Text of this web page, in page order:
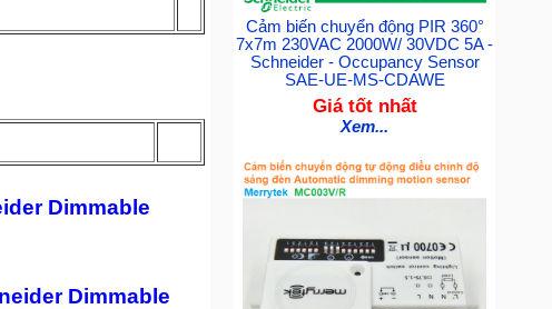
Dimmable
Dimmable
Cảm biến chuyển động PIR 360°
7x7m 230VAC 2000W/ 30VDC 5A -
Schneider - Occupancy Sensor
SAE-UE-MS-CDAWE
Giá tốt nhất
Xem...